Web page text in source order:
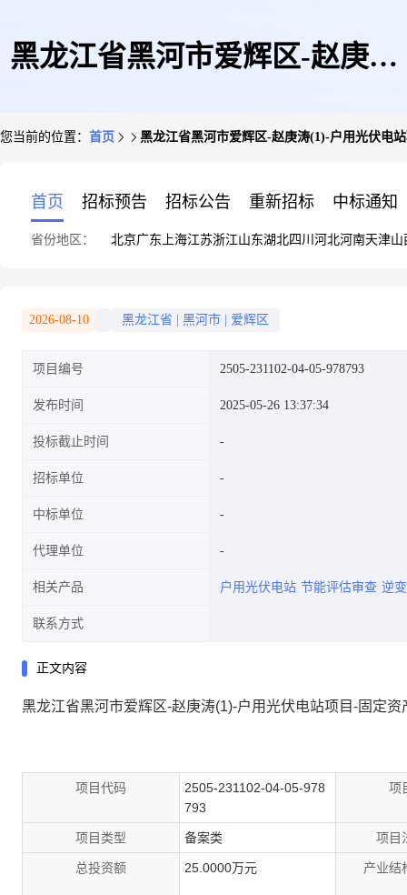
黑龙江省黑河市爱辉区-赵庚涛
您当前的位置： 首页 黑龙江省黑河市爱辉区-赵庚涛(1)-户用光伏电
首页 招标预告 招标公告 重新招标 中标通知
省份地区： 北京广东 上海江苏浙江山东湖北四川 河北河南天津山
2026-08-10 黑龙江省 黑河市 爱辉区
项目编号 2505-231102-04-05-978793
发布时间 2025-05-26 13:37:34
投标截止时间
招标单位
中标单位
代理单位
相关产品 户用光伏电站 节能评估审查 逆
联系方式
正文内容
黑龙江省黑河市爱辉区-赵庚涛(1)-户用光伏电站项目-固定
项目代码
2505-231102-04-05-978
793
项
项目类型 备案类 项目
总投资额 25.0000万元 产业结